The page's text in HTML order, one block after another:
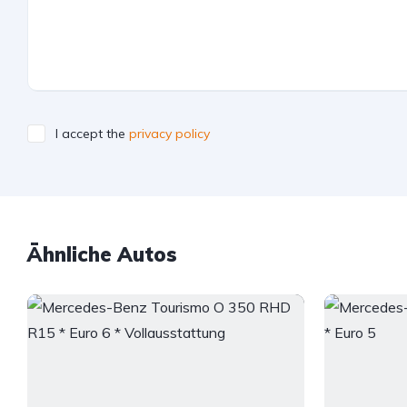
I accept the privacy policy
Ähnliche Autos